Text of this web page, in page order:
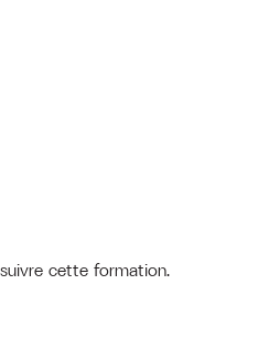
cette formation.